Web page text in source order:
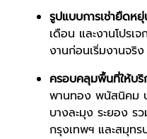
รูปแบบการเช่ายืดห
เดือน และงานโปรเ
งานก่อนเริ่มงานจริง
ครอบคลุมพื้นที่ให้บริ
พานทอง พนัสนิคม
บางละมุง ระยอง ร
กรุงเทพฯ และสมุทร